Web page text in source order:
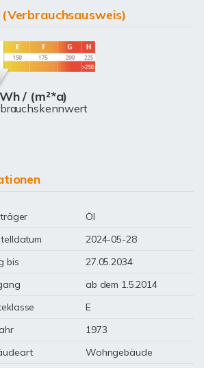
/ (m²*a)
Öl
2024-05-28
bis
27.05.2034
ab dem 1.5.2014
E
1973
Wohngebäude